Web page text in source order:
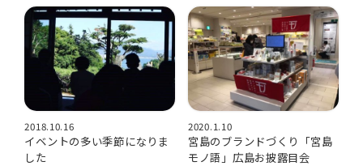
2018.10.16
イベントの多い季節になりま
した
2020.1.10
宮島のブランドづくり「宮島
モノ語」広島お披露目会